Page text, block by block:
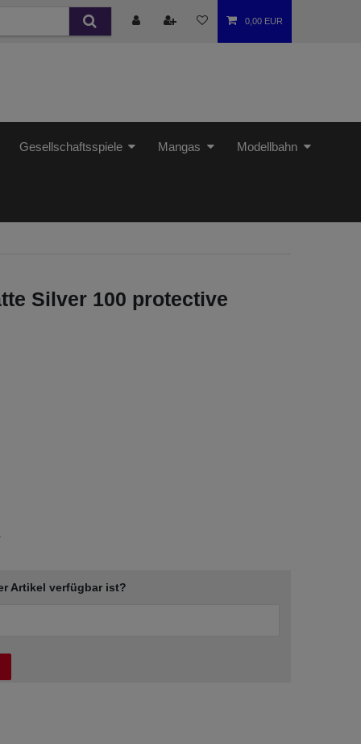
0,00 EUR
Gesellschaftsspiele Mangas Modellbahn
Silver 100 protective
Artikel verfügbar ist?